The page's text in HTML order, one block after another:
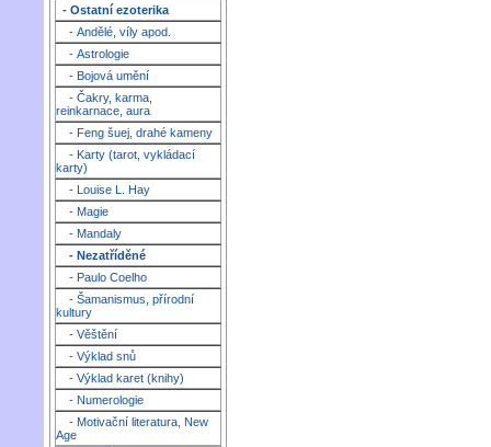
- Ostatní ezoterika
- Andělé, víly apod.
- Astrologie
- Bojová umění
- Čakry, karma,
reinkarnace, aura
- Feng šuej, drahé kameny
- Karty (tarot, vykládací
karty)
- Louise L. Hay
- Magie
- Mandaly
- Nezatříděné
- Paulo Coelho
- Šamanismus, přírodní
kultury
- Věštění
- Výklad snů
- Výklad karet (knihy)
- Numerologie
- Motivační literatura, New
Age